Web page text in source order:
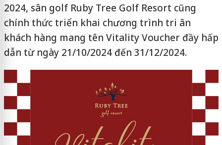
2024, sân golf Ruby Tree Golf Resort cũng
chính thức triển khai chương trình tri ân
khách hàng mang tên Vitality Voucher đầy hấp
dẫn từ ngày 21/10/2024 đến 31/12/2024.